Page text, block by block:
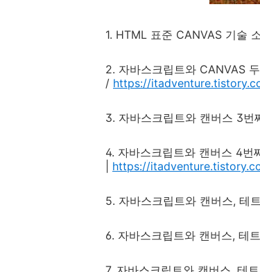
1. HTML 표준 CANVAS 기술
2. 자바스크립트와 CANVAS
/ https://
3. 자바스크립트와 캔버스 3
4. 자바스크립트와 캔버스 4번
https://
5. 자바스크립트와 캔버스, 테
6. 자바스크립트와 캔버스, 테